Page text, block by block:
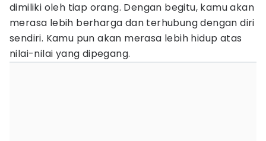
dimiliki oleh tiap orang. Dengan begitu, kamu akan
merasa lebih berharga dan terhubung dengan diri
sendiri. Kamu pun akan merasa lebih hidup atas
nilai-nilai yang dipegang.